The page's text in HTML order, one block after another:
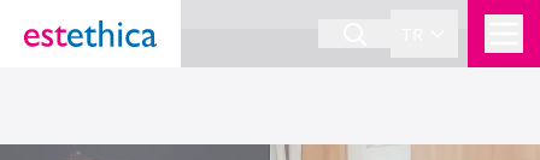
section Service {